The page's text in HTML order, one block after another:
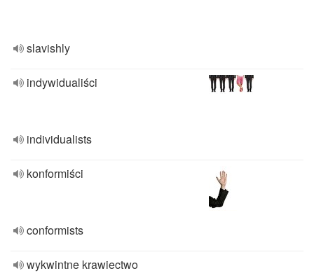
slavishly
indywidualiści
individualists
konformiści
conformists
wykwintne krawiectwo